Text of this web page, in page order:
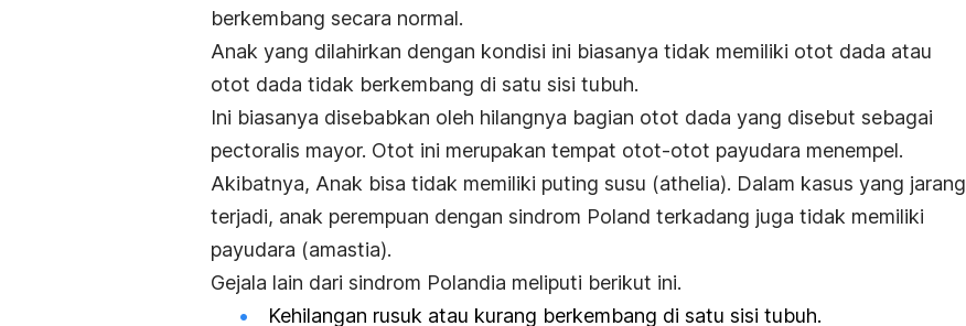
berkembang secara normal.
Anak yang dilahirkan dengan kondisi ini biasanya tidak memiliki otot dada atau
otot dada tidak berkembang di satu sisi tubuh.
Ini biasanya disebabkan oleh hilangnya bagian otot dada yang disebut sebagai
pectoralis mayor. Otot ini merupakan tempat otot-otot payudara menempel.
Akibatnya, Anak bisa tidak memiliki puting susu (athelia). Dalam kasus yang jarang
terjadi, anak perempuan dengan sindrom Poland terkadang juga tidak memiliki
payudara (amastia).
Gejala lain dari sindrom Polandia meliputi berikut ini.
Kehilangan rusuk atau kurang berkembang di satu sisi tubuh.